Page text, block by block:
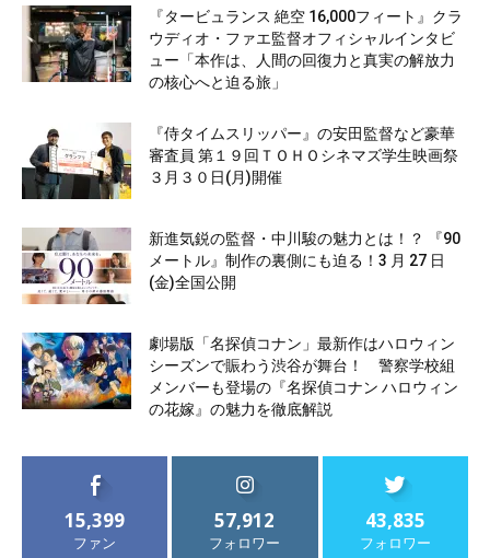
『タービュランス 絶空 16,000フィート』クラ
ウディオ・ファエ監督オフィシャルインタビ
ュー「本作は、人間の回復力と真実の解放力
の核心へと迫る旅」
『侍タイムスリッパー』の安田監督など豪華
審査員 第１９回ＴＯＨＯシネマズ学生映画祭
３月３０日(月)開催
新進気鋭の監督・中川駿の魅力とは！？ 『90
メートル』制作の裏側にも迫る！3 月 27 日
(金)全国公開
劇場版「名探偵コナン」最新作はハロウィン
シーズンで賑わう渋谷が舞台！ 警察学校組
メンバーも登場の『名探偵コナン ハロウィン
の花嫁』の魅力を徹底解説
15,399
ファン
57,912
フォロワー
43,835
フォロワー